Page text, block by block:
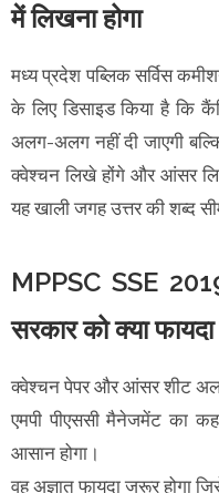
में लिखना होगा
मध्य प्रदेश पब्लिक सर्विस
के लिए डिसाइड किया है कि
अलग-अलग नहीं दी जाएगी
क्वेश्चन लिखे होंगे और आंसर
यह खाली जगह उत्तर की शब्द
MPPSC SSE
सरकार को क्या फायदा
क्वेश्चन पेपर और आंसर शीट
एमपी पीएससी मैनेजमेंट का
आसान होगा।
वह अज्ञात फायदा जरूर होगा